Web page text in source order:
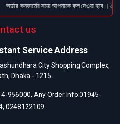
অর্ডার কনফার্মের সময় আপনাকে কল দেওয়া হবে ।
us
Service Address
City Shopping Complex,
Dhaka - 1215.
956000, Any Order Info:01945-
, 0248122109